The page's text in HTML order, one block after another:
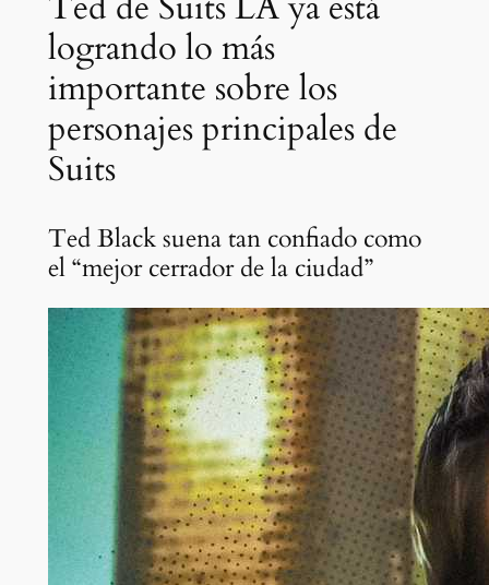
logrando lo más
importante sobre los
personajes principales de
Suits
Ted Black suena tan confiado como
el “mejor cerrador de la ciudad”